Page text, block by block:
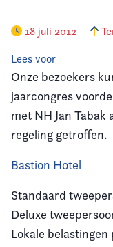
Opleiding
Kennis &
Vereniging
Contact
18 juli 2012
Lees voor
Onze bezoekers
jaarcongres
met NH Jan Tabak
regeling getroffen.
Bastion Hotel
Standaard
Deluxe
Lokale belastingen